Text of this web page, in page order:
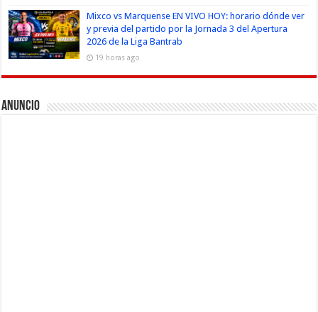
Mixco vs Marquense EN VIVO HOY: horario dónde ver
y previa del partido por la Jornada 3 del Apertura
2026 de la Liga Bantrab
19 horas ago
Anuncio